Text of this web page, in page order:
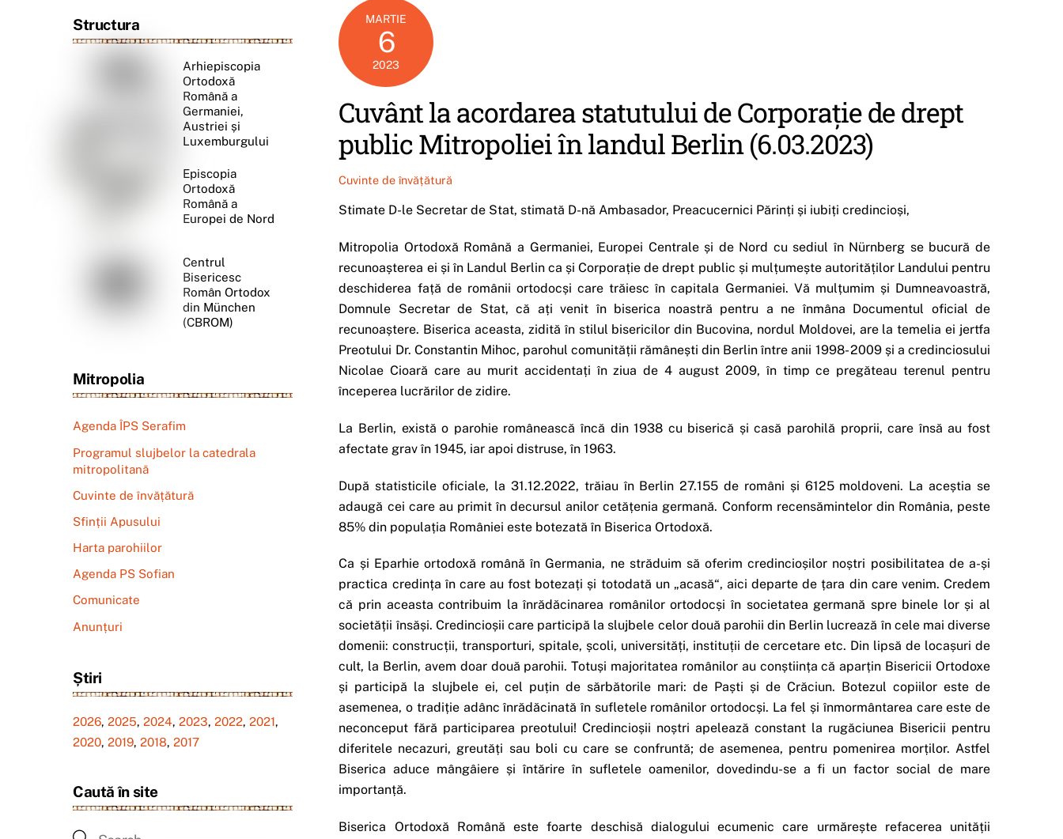
MARTIE
6
2023
Cuvânt la acordarea statutului de Corporație de drept
public Mitropoliei în landul Berlin (6.03.2023)
Cuvinte de învățătură
Stimate D-le Secretar de Stat, stimată D-nă Ambasador, Preacucernici Părinți și iubiți credincioși,
Mitropolia Ortodoxă Română a Germaniei, Europei Centrale și de Nord cu sediul în Nürnberg se bucură de
recunoașterea ei și în Landul Berlin ca și Corporație de drept public și mulțumește autorităților Landului pentru
deschiderea față de românii ortodocși care trăiesc în capitala Germaniei. Vă mulțumim și Dumneavoastră,
Domnule Secretar de Stat, că ați venit în biserica noastră pentru a ne înmâna Documentul oficial de
recunoaștere. Biserica aceasta, zidită în stilul bisericilor din Bucovina, nordul Moldovei, are la temelia ei jertfa
Preotului Dr. Constantin Mihoc, parohul comunității rămânești din Berlin între anii 1998- 2009 și a credinciosului
Nicolae Cioară care au murit accidentați în ziua de 4 august 2009, în timp ce pregăteau terenul pentru
începerea lucrărilor de zidire.
La Berlin, există o parohie românească încă din 1938 cu biserică și casă parohilă proprii, care însă au fost
afectate grav în 1945, iar apoi distruse, în 1963.
După statisticile oficiale, la 31.12.2022, trăiau în Berlin 27.155 de români și 6125 moldoveni. La aceștia se
adaugă cei care au primit în decursul anilor cetățenia germană. Conform recensămintelor din România, peste
85% din populația României este botezată în Biserica Ortodoxă.
Ca și Eparhie ortodoxă română în Germania, ne străduim să oferim credincioșilor noștri posibilitatea de a-și
practica credința în care au fost botezați și totodată un „acasă“, aici departe de țara din care venim. Credem
că prin aceasta contribuim la înrădăcinarea românilor ortodocși în societatea germană spre binele lor și al
societății însăși. Credincioșii care participă la slujbele celor două parohii din Berlin lucrează în cele mai diverse
domenii: construcții, transporturi, spitale, școli, universități, instituții de cercetare etc. Din lipsă de locașuri de
cult, la Berlin, avem doar două parohii. Totuși majoritatea românilor au conștiința că aparțin Bisericii Ortodoxe
și participă la slujbele ei, cel puțin de sărbătorile mari: de Paști și de Crăciun. Botezul copiilor este de
asemenea, o tradiție adânc înrădăcinată în sufletele românilor ortodocși. La fel și înmormântarea care este de
neconceput fără participarea preotului! Credincioșii noștri apelează constant la rugăciunea Bisericii pentru
diferitele necazuri, greutăți sau boli cu care se confruntă; de asemenea, pentru pomenirea morților. Astfel
Biserica aduce mângâiere și întărire în sufletele oamenilor, dovedindu-se a fi un factor social de mare
importanță.
Biserica Ortodoxă Română este foarte deschisă dialogului ecumenic care urmărește refacerea unității
Structura
Arhiepiscopia
Ortodoxă
Română a
Germaniei,
Austriei și
Luxemburgului
Episcopia
Ortodoxă
Română a
Europei de Nord
Centrul
Bisericesc
Român Ortodox
din München
(CBROM)
Mitropolia
Agenda ÎPS Serafim
Programul slujbelor la catedrala
mitropolitană
Cuvinte de învățătură
Sfinții Apusului
Harta parohiilor
Agenda PS Sofian
Comunicate
Anunțuri
Știri
2026, 2025, 2024, 2023, 2022, 2021,
2020, 2019, 2018, 2017
Caută în site